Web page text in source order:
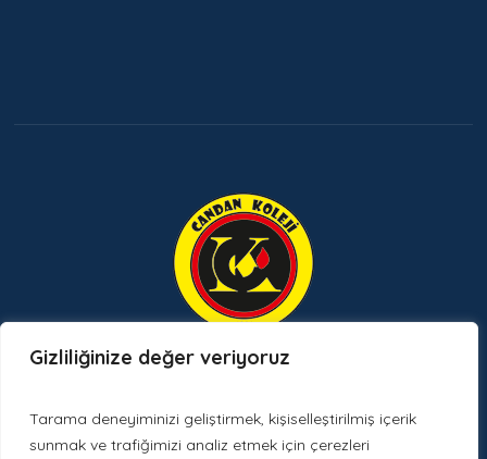
Gizliliğinize değer veriyoruz
Tarama deneyiminizi geliştirmek, kişiselleştirilmiş içerik
sunmak ve trafiğimizi analiz etmek için çerezleri